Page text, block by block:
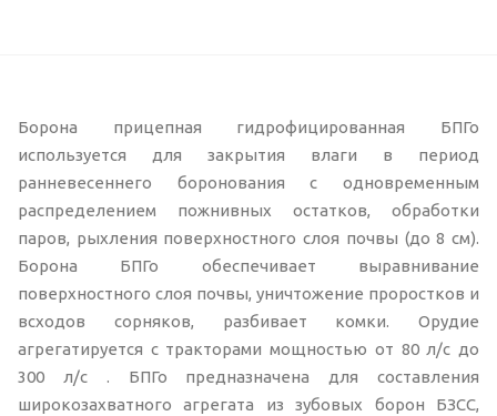
Борона прицепная гидрофицированная БПГо
используется для закрытия влаги в период
ранневесеннего боронования с одновременным
распределением пожнивных остатков, обработки
паров, рыхления поверхностного слоя почвы (до 8 см).
Борона БПГо обеспечивает выравнивание
поверхностного слоя почвы, уничтожение проростков и
всходов сорняков, разбивает комки. Орудие
агрегатируется с тракторами мощностью от 80 л/с до
300 л/с . БПГо предназначена для составления
широкозахватного агрегата из зубовых борон БЗСС,